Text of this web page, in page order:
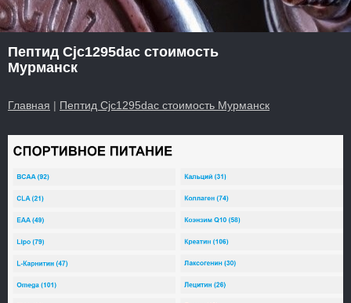
Пептид Cjc1295dac стоимость
Мурманск
Главная | Пептид Cjc1295dac стоимость Мурманск